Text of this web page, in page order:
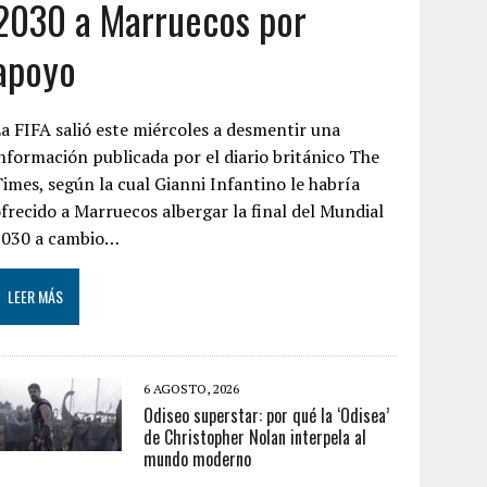
a Marruecos por
FIFA salió este miércoles a desmentir una
publicada por el diario británico The
según la cual Gianni Infantino le habría
a Marruecos albergar la final del Mundial
a cambio…
LEER MÁS
6 AGOSTO, 2026
Odiseo superstar: por qué la ‘Odisea’
de Christopher Nolan interpela al
mundo moderno